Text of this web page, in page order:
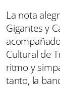
La nota
Gigantes y
Cultural de
ritmo y
tanto, la